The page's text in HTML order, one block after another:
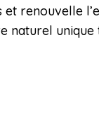
renouvelle
naturel